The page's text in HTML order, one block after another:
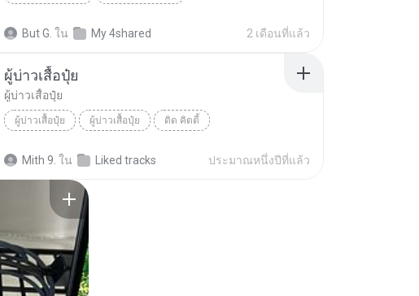
But G. ใน My 4shared 2 เดือนที่แล้ว
ผู้บ่าวเสื้อปุ๋ย
ผู้บ่าวเสื้อปุ๋ย
ผู้บ่าวเสื้อปุ๋ย ผู้บ่าวเสื้อปุ๋ย ดิด คิตตี้
Mith 9. ใน Liked tracks ประมาณหนึ่งปีที่แล้ว